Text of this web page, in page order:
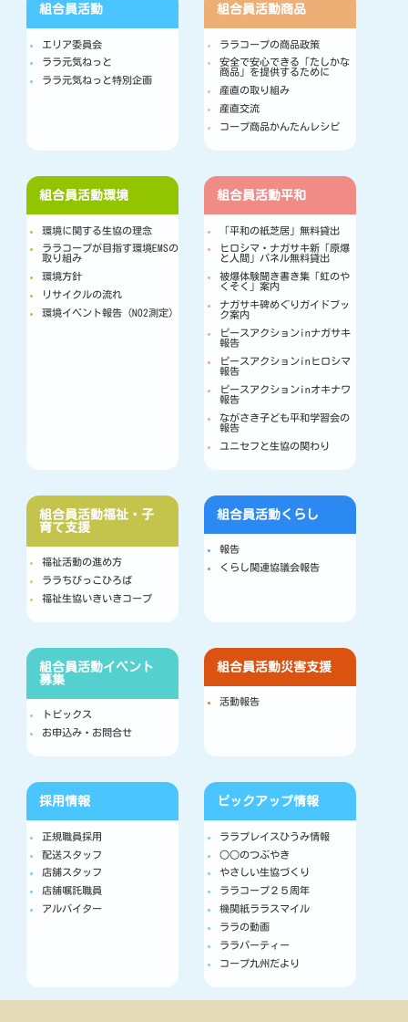
組合員活動
エリア委員会
ララ元気ねっと
ララ元気ねっと特別企画
組合員活動商品
ララコープの商品政策
安全で安心できる「たしかな
商品」を提供するために
産直の取り組み
産直交流
コープ商品かんたんレシピ
組合員活動環境
環境に関する生協の理念
ララコープが目指す環境EMSの
取り組み
環境方針
リサイクルの流れ
環境イベント報告（NO2測定）
組合員活動平和
「平和の紙芝居」無料貸出
ヒロシマ・ナガサキ新「原爆
と人間」パネル無料貸出
被爆体験聞き書き集「虹のや
くそく」案内
ナガサキ碑めぐりガイドブッ
ク案内
ピースアクションinナガサキ
報告
ピースアクションinヒロシマ
報告
ピースアクションinオキナワ
報告
ながさき子ども平和学習会の
報告
ユニセフと生協の関わり
組合員活動福祉・子
育て支援
福祉活動の進め方
ララちびっこひろば
福祉生協いきいきコープ
組合員活動くらし
報告
くらし関連協議会報告
組合員活動イベント
募集
トピックス
お申込み・お問合せ
組合員活動災害支援
活動報告
採用情報
正規職員採用
配送スタッフ
店舗スタッフ
店舗嘱託職員
アルバイター
ピックアップ情報
ララプレイスひうみ情報
○○のつぶやき
やさしい生協づくり
ララコープ２５周年
機関紙ララスマイル
ララの動画
ララパーティー
コープ九州だより